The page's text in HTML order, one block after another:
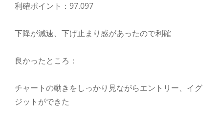
利確ポイント：97.097
下降が減速、下げ止まり感があったので利確
良かったところ：
チャートの動きをしっかり見ながらエントリー、イグ
ジットができた